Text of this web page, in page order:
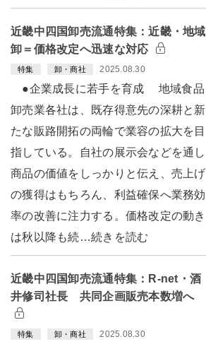
近畿中四国卸売流通特集：近畿・地域
卸＝価格改定へ迅速な対応
特集 卸・商社 2025.08.30
●企業成長に若手を育成 地域食品
卸売業各社は、既存得意先の深耕と新
たな販路開拓の両輪で業容の拡大を目
指している。自社の展示会などを通し
商品の価値をしっかりと伝え、売上げ
の獲得はもちろん、利益確保へ業務効
率の改善に注力する。価格改定の動き
は秋以降も続…続きを読む
近畿中四国卸売流通特集：R-net・酒
井修司社長 共同企画販売本数増へ
特集 卸・商社 2025.08.30